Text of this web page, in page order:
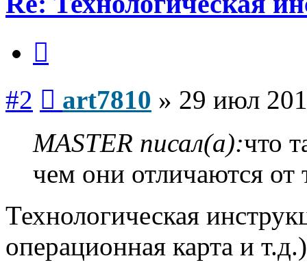
#2 art7810 » 29 июл
MASTER писал(а):что
чем они отличаются от
Технологическая
операционная карта и